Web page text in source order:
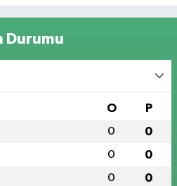
Durumu
O P
0 0
0 0
0 0